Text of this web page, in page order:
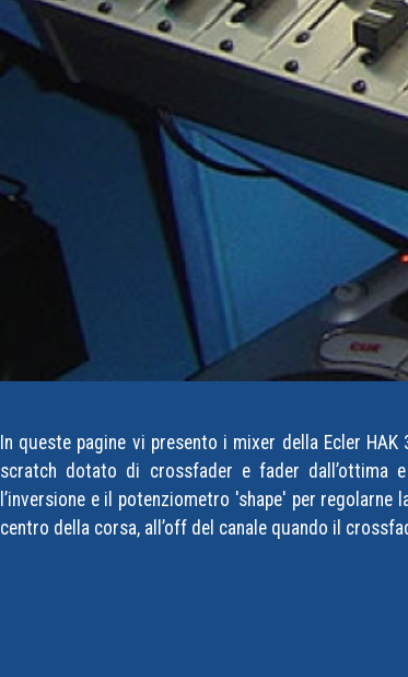
In queste pagine vi presento i mixer della Ecler
scratch dotato di crossfader e fader dall’ottima
l’inversione e il potenziometro 'shape' per
centro della corsa, all’off del canale quando il